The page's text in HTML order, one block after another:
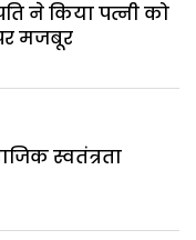
ने किया पत्नी को
मजबूर
स्वतंत्रता